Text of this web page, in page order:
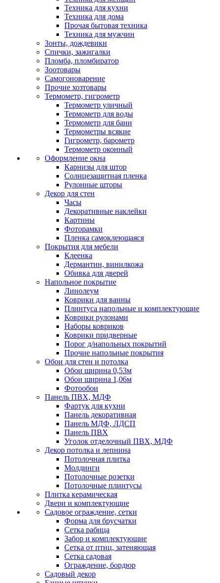
Техника для кухни
Техника для дома
Прочая бытовая техника
Техника для мужчин
Зонты, дождевики
Спички, зажигалки
Пломба, пломбиратор
Зоотовары
Самогоноварение
Прочие хозтовары
Термометр, гигрометр
Термометр уличный
Термометр для воды
Термометр для бани
Термометры всякие
Гигрометр, барометр
Термометр оконный
Оформление окна
Карнизы для штор
Солнцезащитная пленка
Рулонные шторы
Декор для стен
Часы
Декоративные наклейки
Картины
Фоторамки
Пленка самоклеющаяся
Покрытия для мебели
Клеенка
Дермантин, винилкожа
Обивка для дверей
Напольное покрытие
Линолеум
Коврики для ванны
Плинтуса напольные и комплектующие
Коврики рулонами
Наборы ковриков
Коврики придверные
Порог д/напольных покрытий
Прочие напольные покрытия
Обои для стен и потолка
Обои ширина 0,53м
Обои ширина 1,06м
Фотообои
Панель ПВХ, МДФ
Фартук для кухни
Панель декоративная
Панель МДФ, ЛДСП
Панель ПВХ
Уголок отделочный ПВХ, МДФ
Декор потолка и лепнина
Потолочная плитка
Молдинги
Потолочные розетки
Потолочные плинтусы
Плитка керамическая
Двери и комплектующие
Садовое ограждение, сетки
Форма для брусчатки
Сетка рабица
Забор и комплектующие
Сетка от птиц, затеняющая
Сетка садовая
Ограждение, бордюр
Садовый декор